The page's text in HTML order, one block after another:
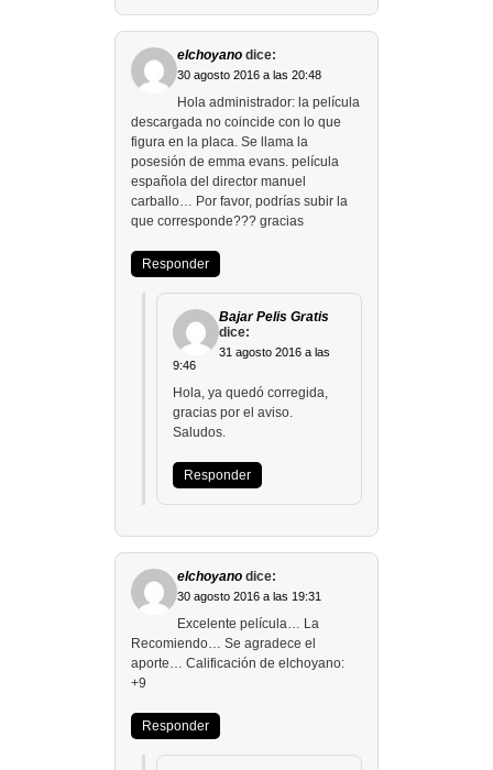
elchoyano dice:
30 agosto 2016 a las 20:48
Hola administrador: la película
descargada no coincide con lo que
figura en la placa. Se llama la
posesión de emma evans. película
española del director manuel
carballo… Por favor, podrías subir la
que corresponde??? gracias
Responder
Bajar Pelis Gratis
dice:
31 agosto 2016 a las
9:46
Hola, ya quedó corregida,
gracias por el aviso.
Saludos.
Responder
elchoyano dice:
30 agosto 2016 a las 19:31
Excelente película… La
Recomiendo… Se agradece el
aporte… Calificación de elchoyano:
+9
Responder